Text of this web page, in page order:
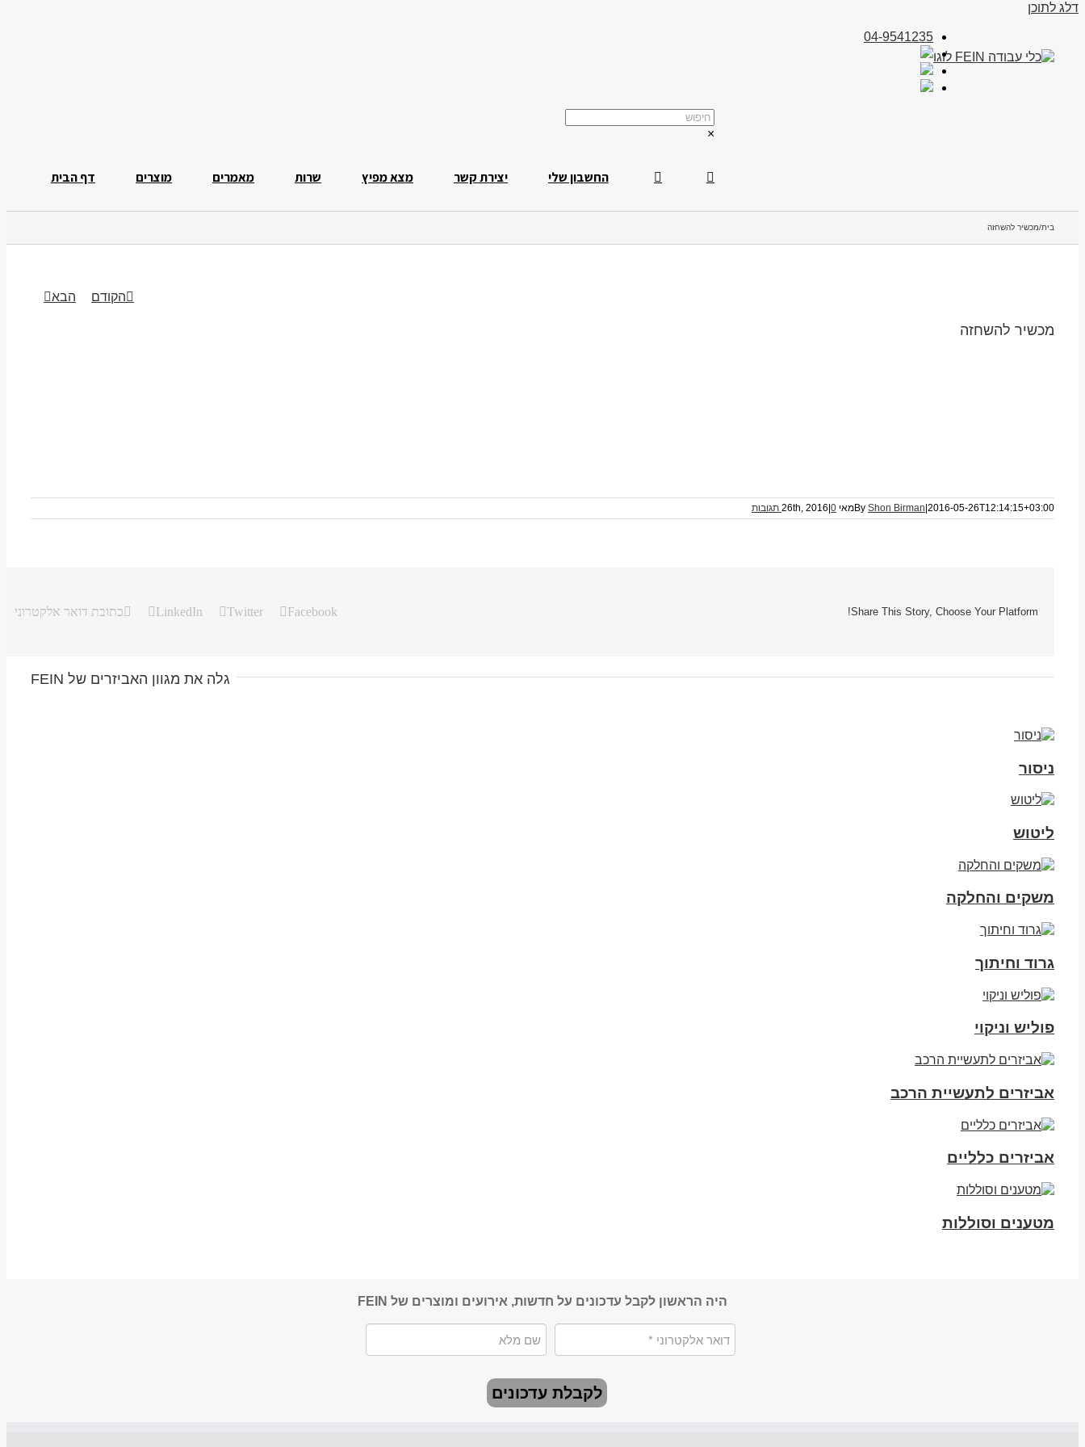
דלג לתוכן
04-9541235
×
דף הבית מוצרים מאמרים שרות מצא מפיץ יצירת קשר החשבון שלי
בית/מכשיר להשחזה
הקודם הבא
מכשיר להשחזה
By Shon Birman 2016-05-26T12:14:15+03:00 מאי 26th, 2016 0 תגובות
Share This Story, Choose Your Platform!
Facebook
Twitter
LinkedIn כתובת דואר אלקטרוני
גלה את מגוון האביזרים של FEIN
ניסור
ליטוש
משקים והחלקה
גרוד וחיתוך
פוליש וניקוי
אביזרים לתעשיית הרכב
אביזרים כלליים
מטענים וסוללות
היה הראשון לקבל עדכונים על חדשות, אירועים ומוצרים של FEIN
לקבלת עדכונים